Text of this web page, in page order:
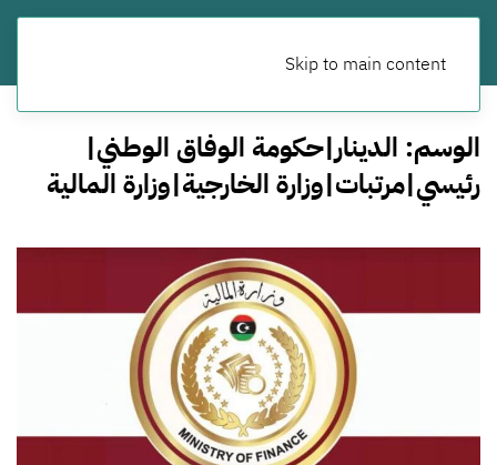
Skip to main content
الوسم: الدينار|حكومة الوفاق الوطني|
رئيسي|مرتبات|وزارة الخارجية|وزارة المالية